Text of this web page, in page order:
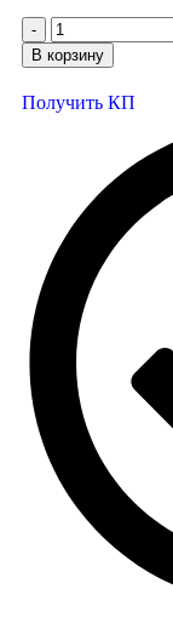
В корзину
Получить КП